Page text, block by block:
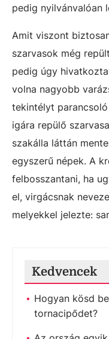
pedig nyilvánvalóan
Amit viszont
szarvasok még
pedig úgy
volna nagyobb
tekintélyt
igára repülő
szakálla láttán
egyszerű népek. A
felbosszantani, ha
el, virgácsnak
melyekkel jelezte:
Kedvencek
Hogyan kösd
tornacipődet?